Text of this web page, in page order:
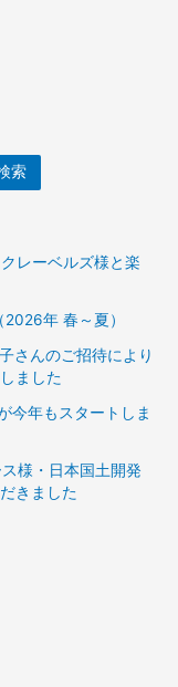
索
レーベルズ様と楽
2026年 春～夏）
さんのご招待により
ました
今年もスタートしま
様・日本国土開発
きました